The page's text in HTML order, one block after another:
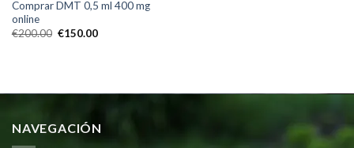
Comprar DMT 0,5 ml 400 mg
online
€200.00 El
€150.00El
NAVEGACIÓN